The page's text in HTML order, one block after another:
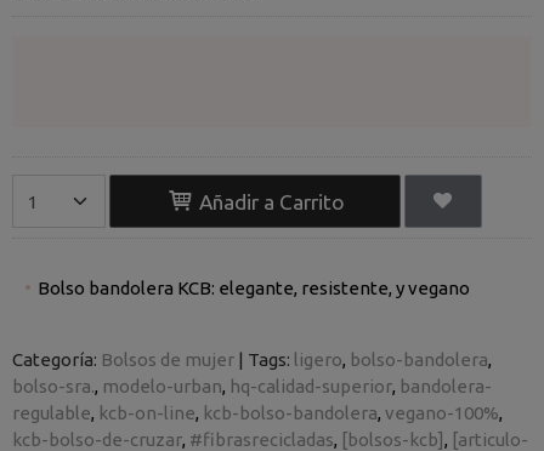
Añadir a Carrito
Bolso bandolera KCB: elegante, resistente, y vegano
Categoría: Bolsos de mujer | Tags: ligero bolso-bandolera
bolso-sra. modelo-urban hq-calidad-superior bandolera-
regulable kcb-on-line kcb-bolso-bandolera vegano-100%
kcb-bolso-de-cruzar #fibrasrecicladas [bolsos-kcb]
[articulo-